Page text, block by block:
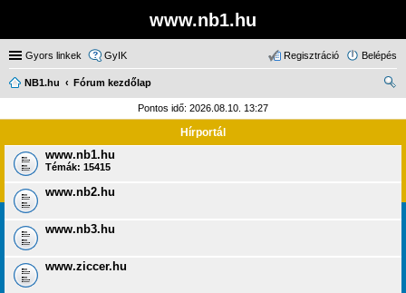
www.nb1.hu
Gyors linkek GyIK Belépés
Regisztráció
NB1.hu
Fórum kezdőlap
s
Pontos idő: 2026.08.10. 13:27
Hírportál
www.nb1.hu
Témák: 15415
www.nb2.hu
www.nb3.hu
www.ziccer.hu